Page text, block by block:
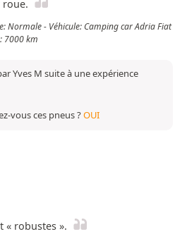
roue.
Normale - Véhicule: Camping car Adria Fiat
7000 km
Yves M suite à une expérience
vous ces pneus ?OUI
« robustes ».